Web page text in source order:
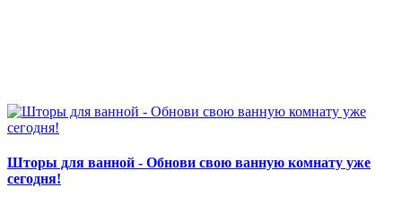
Шторы для ванной - Обнови свою ванную комнату уже
сегодня!